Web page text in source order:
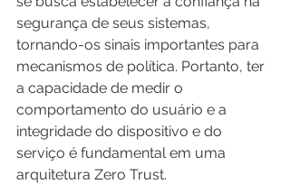
segurança de seus sistemas,
tornando-os sinais importantes para
mecanismos de política. Portanto, ter
a capacidade de medir o
comportamento do usuário e a
integridade do dispositivo e do
serviço é fundamental em uma
arquitetura Zero Trust.